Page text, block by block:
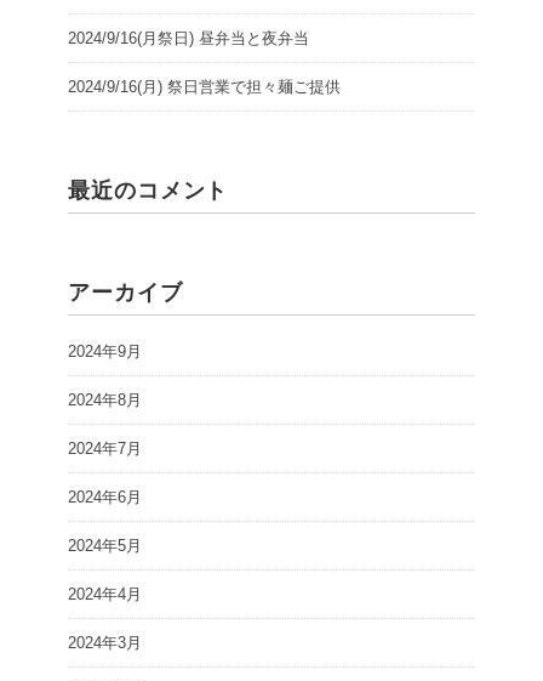
2024/9/16(月祭日) 昼弁当と夜弁当
2024/9/16(月) 祭日営業で担々麺ご提供
最近のコメント
アーカイブ
2024年9月
2024年8月
2024年7月
2024年6月
2024年5月
2024年4月
2024年3月